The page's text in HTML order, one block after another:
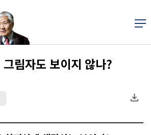
림자도 보이지 않나?